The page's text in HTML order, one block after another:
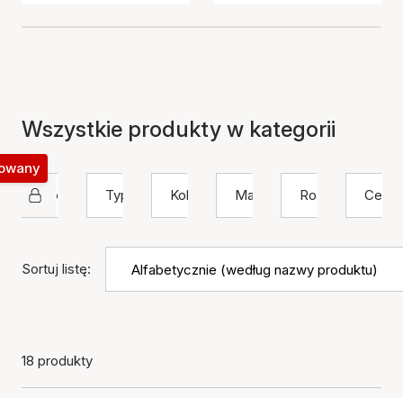
Wszystkie produkty w kategorii
House Of Vincent
Typ
Kolor Materiał Rozmiar Cena
Sortuj listę:
18 produkty